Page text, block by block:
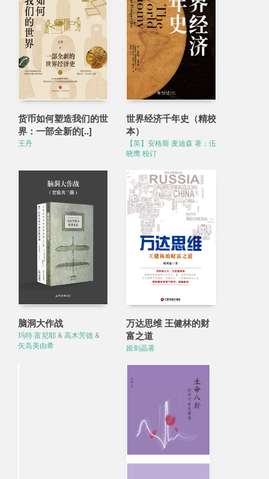
货币如何塑造我们的世
界：一部全新的[..]
王丹
世界经济千年史（精校
本）
【英】安格斯·麦迪森 著；伍
晓鹰 校订
脑洞大作战
玛特·富尼耶& 高木芳德&
矢岛美由希
万达思维 王健林的财
富之道
姬剑晶著